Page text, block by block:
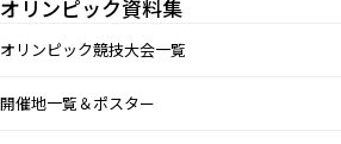
オリンピック資料集
オリンピック競技大会一覧
開催地一覧＆ポスター